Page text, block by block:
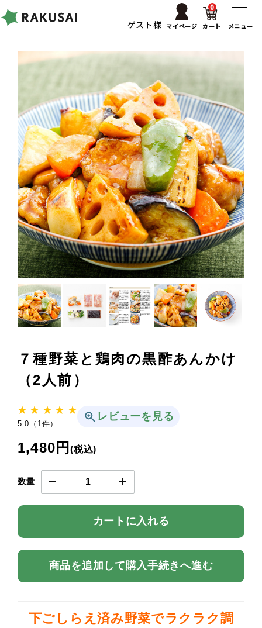
ゲスト様 マイページ カート
0
メニュー
７種野菜と鶏肉の黒酢あんかけ
（2人前）
★ ★ ★ ★ ★
5.0（1件）
レビューを見る
1,480円(税込)
数量
カートに入れる
商品を追加して購入手続きへ進む
下ごしらえ済み野菜でラクラク調